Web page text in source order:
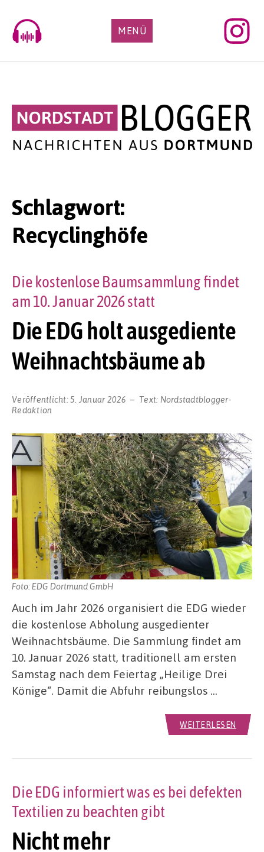
content
MENÜ
Schlagwort:
Recyclinghöfe
Die EDG holt ausgediente
Weihnachtsbäume ab
Die kostenlose Baumsammlung findet
am 10. Januar 2026 statt
Veröffentlicht:5. Januar 2026 Text: Nordstadtblogger-
Redaktion
Foto: EDG Dortmund GmbH
Auch im Jahr 2026 organisiert die EDG wieder
die kostenlose Abholung ausgedienter
Weihnachtsbäume. Die Sammlung findet am
10. Januar 2026 statt, traditionell am ersten
Samstag nach dem Feiertag „Heilige Drei
Könige“. Damit die Abfuhr reibungslos …
WEITERLESEN
Nicht mehr
Die EDG informiert was es bei defekten
Textilien zu beachten gibt